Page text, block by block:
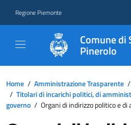
Regione Piemonte
Comune di
Pinerolo
Home / Amministrazione Trasparente /
/ Titolari di incarichi politici, di
governo / Organi di indirizzo politico e